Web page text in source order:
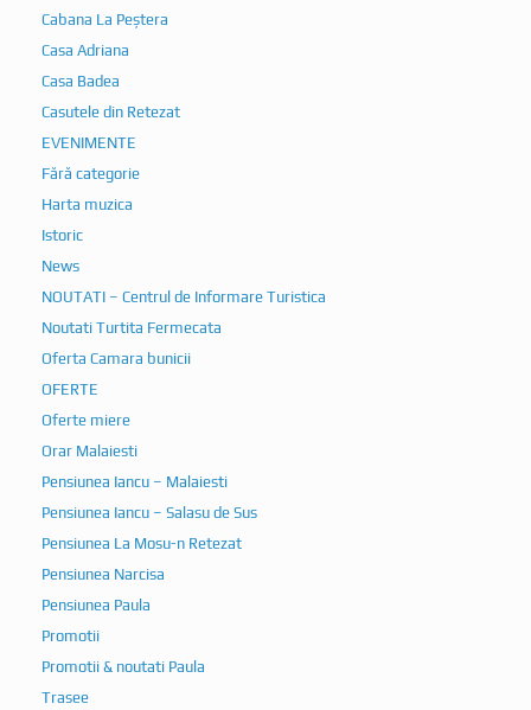
Cabana La Peștera
Casa Adriana
Casa Badea
Casutele din Retezat
EVENIMENTE
Fără categorie
Harta muzica
Istoric
News
NOUTATI – Centrul de Informare Turistica
Noutati Turtita Fermecata
Oferta Camara bunicii
OFERTE
Oferte miere
Orar Malaiesti
Pensiunea Iancu – Malaiesti
Pensiunea Iancu – Salasu de Sus
Pensiunea La Mosu-n Retezat
Pensiunea Narcisa
Pensiunea Paula
Promotii
Promotii & noutati Paula
Trasee